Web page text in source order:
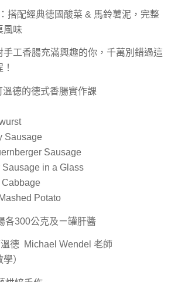
搭配經典德國酸菜 & 馬鈴薯泥，完整
風味
手工香腸充滿興趣的你，千萬別錯過這
德的德式香腸實作課
Sausage
Sausage
in a Glass
Potato
各300公克及ㄧ罐肝醬
德 Michael Wendel 老師
）